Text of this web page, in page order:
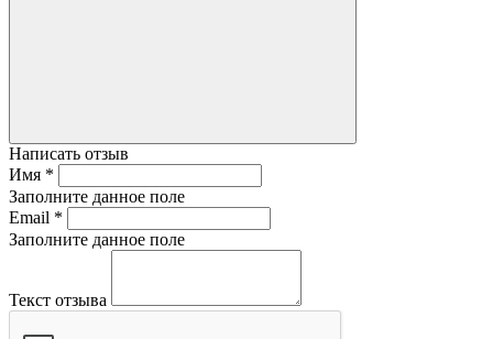
Написать отзыв
Имя *
Заполните данное поле
Email *
Заполните данное поле
Текст отзыва